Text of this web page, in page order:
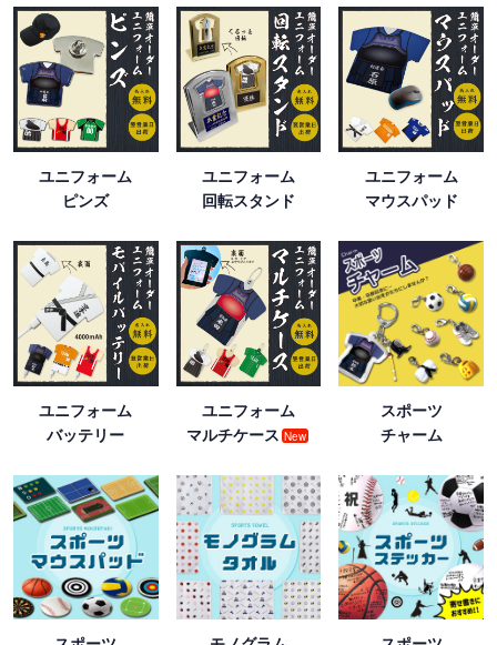
ユニフォーム
ピンズ
ユニフォーム
回転スタンド
ユニフォーム
マウスパッド
ユニフォーム
バッテリー
ユニフォーム
マルチケース New
スポーツ
チャーム